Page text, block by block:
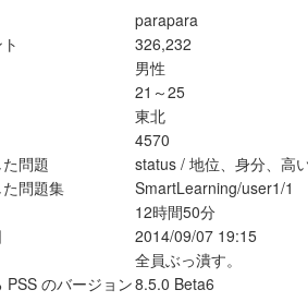
parapara
326,232
男性
21～25
東北
4570
問題
status / 地位、身分、高
問題集
SmartLearning/user1/1
12時間50分
2014/09/07 19:15
全員ぶっ潰す。
PSS のバージョン8.5.0 Beta6